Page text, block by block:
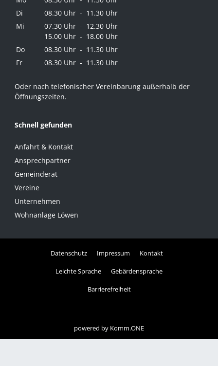
Di
08.30 Uhr - 11.30 Uhr
Mi
07.30 Uhr - 12.30 Uhr
15.00 Uhr - 18.00 Uhr
Do
08.30 Uhr - 11.30 Uhr
Fr
08.30 Uhr - 11.30 Uhr
Oder nach telefonischer Vereinbarung außerhalb der
Öffnungszeiten.
Schnell gefunden
Anfahrt & Kontakt
Ansprechpartner
Gemeinderat
Vereine
Unternehmen
Wohnanlage Löwen
Datenschutz Impressum Kontakt
Leichte Sprache Gebärdensprache
Barrierefreiheit
powered by Komm.ONE